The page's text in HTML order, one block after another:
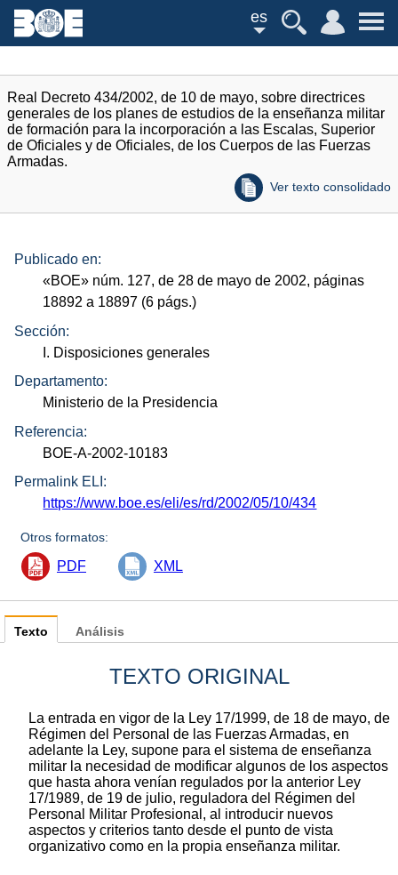
es
Real Decreto 434/2002, de 10 de mayo, sobre directrices
generales de los planes de estudios de la enseñanza militar
de formación para la incorporación a las Escalas, Superior
de Oficiales y de Oficiales, de los Cuerpos de las Fuerzas
Armadas.
Ver texto consolidado
Publicado en:
«BOE» núm. 127, de 28 de mayo de 2002, páginas
18892 a 18897 (6 págs.)
Sección:
I. Disposiciones generales
Departamento:
Ministerio de la Presidencia
Referencia:
BOE-A-2002-10183
Permalink ELI:
https://www.boe.es/eli/es/rd/2002/05/10/434
Otros formatos:
PDF XML
Texto
TEXTO ORIGINAL
La entrada en vigor de la Ley 17/1999, de 18 de mayo, de
Régimen del Personal de las Fuerzas Armadas, en
adelante la Ley, supone para el sistema de enseñanza
militar la necesidad de modificar algunos de los aspectos
que hasta ahora venían regulados por la anterior Ley
17/1989, de 19 de julio, reguladora del Régimen del
Personal Militar Profesional, al introducir nuevos
aspectos y criterios tanto desde el punto de vista
organizativo como en la propia enseñanza militar.
Análisis